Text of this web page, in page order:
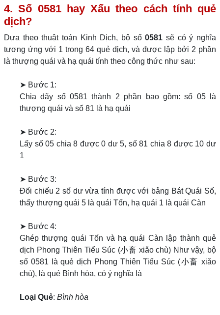
4. Số 0581 hay Xấu theo cách tính quẻ
dịch?
Dựa theo thuật toán Kinh Dịch, bộ số0581 sẽ có ý nghĩa
tương ứng với 1 trong 64 quẻ dịch, và được lập bởi 2 phần
là thượng quái và hạ quái tính theo công thức như sau:
➤ Bước 1:
Chia dãy số 0581 thành 2 phần bao gồm: số 05 là
thượng quái và số 81 là hạ quái
➤ Bước 2:
Lấy số 05 chia 8 được 0 dư 5, số 81 chia 8 được 10 dư
1
➤ Bước 3:
Đối chiếu 2 số dư vừa tính được với bảng Bát Quái Số,
thấy thượng quái 5 là quái Tốn, hạ quái 1 là quái Càn
➤ Bước 4:
Ghép thượng quái Tốn và hạ quái Càn lập thành quẻ
dịch Phong Thiên Tiểu Súc (小畜 xiǎo chù) Như vậy, bộ
số 0581 là quẻ dịch Phong Thiên Tiểu Súc (小畜 xiǎo
chù), là quẻ Bình hòa, có ý nghĩa là
Loại Quẻ: Bình hòa